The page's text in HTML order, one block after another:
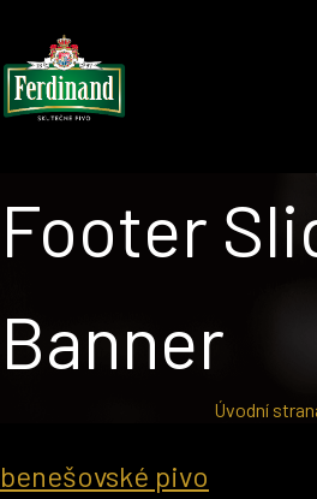
Úvodní
Footer
Banner
benešovské pivo